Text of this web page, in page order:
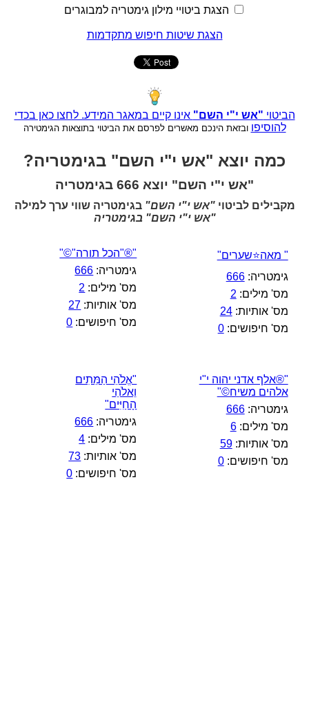
הצגת ביטויי מילון גימטריה למבוגרים
הצגת שיטות חיפוש מתקדמות
הביטוי "אש י"י השם" אינו קיים במאגר המידע. לחצו כאן בכדי
להוסיפו ובזאת הינכם מאשרים לפרסם את הביטוי בתוצאות הגימטירה
כמה יוצא "אש י"י השם" בגימטריה?
"אש י"י השם" יוצא 666 בגימטריה
מקבילים לביטוי"אש י"י השם" בגימטריה שווי ערך למילה
"אש י"י השם" בגימטריה
" מאה⭐שערים"
גימטריה:666
מס' מילים: 2
מס' אותיות:24
מס' חיפושים:0
"®"הכל תורה"©"
גימטריה: 666
מס' מילים: 2
מס' אותיות: 27
מס' חיפושים: 0
"®אלף אדני יהוה י"י
אלהים משיח©"
גימטריה:666
מס' מילים:6
מס' אותיות:59
מס' חיפושים:0
"אֱלֹהֵי הַמֵּתִים
וֵאלֹהֵי
הָחַיִּים"
גימטריה: 666
מס' מילים: 4
מס' אותיות: 73
מס' חיפושים: 0